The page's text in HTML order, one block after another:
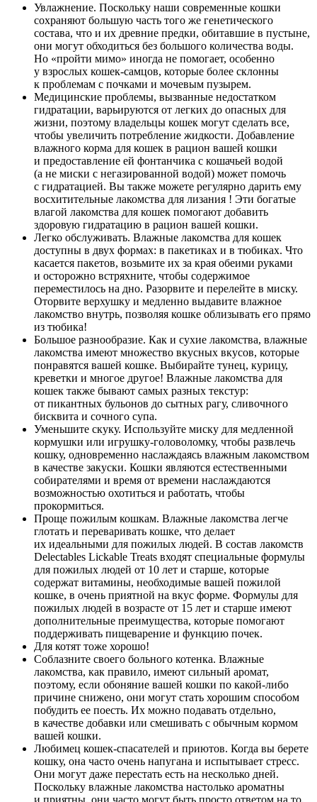
Увлажнение. Поскольку наши современные кошки
сохраняют большую часть того же генетического
состава, что и их древние предки, обитавшие в пустыне,
они могут обходиться без большого количества воды.
Но «пройти мимо» иногда не помогает, особенно
у взрослых кошек-самцов, которые более склонны
к проблемам с почками и мочевым пузырем.
Медицинские проблемы, вызванные недостатком
гидратации, варьируются от легких до опасных для
жизни, поэтому владельцы кошек могут сделать все,
чтобы увеличить потребление жидкости. Добавление
влажного корма для кошек в рацион вашей кошки
и предоставление ей фонтанчика с кошачьей водой
(а не миски с негазированной водой) может помочь
с гидратацией. Вы также можете регулярно дарить ему
восхитительные лакомства для лизания ! Эти богатые
влагой лакомства для кошек помогают добавить
здоровую гидратацию в рацион вашей кошки.
Легко обслуживать. Влажные лакомства для кошек
доступны в двух формах: в пакетиках и в тюбиках. Что
касается пакетов, возьмите их за края обеими руками
и осторожно встряхните, чтобы содержимое
переместилось на дно. Разорвите и перелейте в миску.
Оторвите верхушку и медленно выдавите влажное
лакомство внутрь, позволяя кошке облизывать его прямо
из тюбика!
Большое разнообразие. Как и сухие лакомства, влажные
лакомства имеют множество вкусных вкусов, которые
понравятся вашей кошке. Выбирайте тунец, курицу,
креветки и многое другое! Влажные лакомства для
кошек также бывают самых разных текстур:
от пикантных бульонов до сытных рагу, сливочного
бисквита и сочного супа.
Уменьшите скуку. Используйте миску для медленной
кормушки или игрушку-головоломку, чтобы развлечь
кошку, одновременно наслаждаясь влажным лакомством
в качестве закуски. Кошки являются естественными
собирателями и время от времени наслаждаются
возможностью охотиться и работать, чтобы
прокормиться.
Проще пожилым кошкам. Влажные лакомства легче
глотать и переваривать кошке, что делает
их идеальными для пожилых людей. В состав лакомств
Delectables Lickable Treats входят специальные формулы
для пожилых людей от 10 лет и старше, которые
содержат витамины, необходимые вашей пожилой
кошке, в очень приятной на вкус форме. Формулы для
пожилых людей в возрасте от 15 лет и старше имеют
дополнительные преимущества, которые помогают
поддерживать пищеварение и функцию почек.
Для котят тоже хорошо!
Соблазните своего больного котенка. Влажные
лакомства, как правило, имеют сильный аромат,
поэтому, если обоняние вашей кошки по какой-либо
причине снижено, они могут стать хорошим способом
побудить ее поесть. Их можно подавать отдельно,
в качестве добавки или смешивать с обычным кормом
вашей кошки.
Любимец кошек-спасателей и приютов. Когда вы берете
кошку, она часто очень напугана и испытывает стресс.
Они могут даже перестать есть на несколько дней.
Поскольку влажные лакомства настолько ароматны
и приятны, они часто могут быть просто ответом на то,